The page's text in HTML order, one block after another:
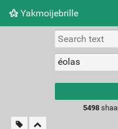
Yakmoijebrille
Picture wall
5498